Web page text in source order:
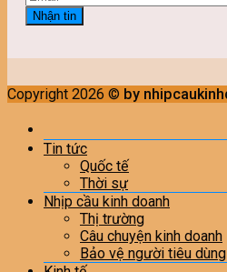
Copyright 2026 © by
Tin tức
Quốc tế
Thời sự
Nhịp cầu kinh doanh
Thị trường
Câu chuyện kinh doanh
Bảo vệ người tiêu dùng